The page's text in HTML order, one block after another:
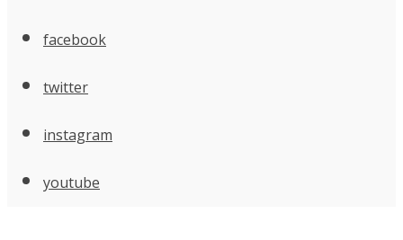
facebook
twitter
instagram
youtube